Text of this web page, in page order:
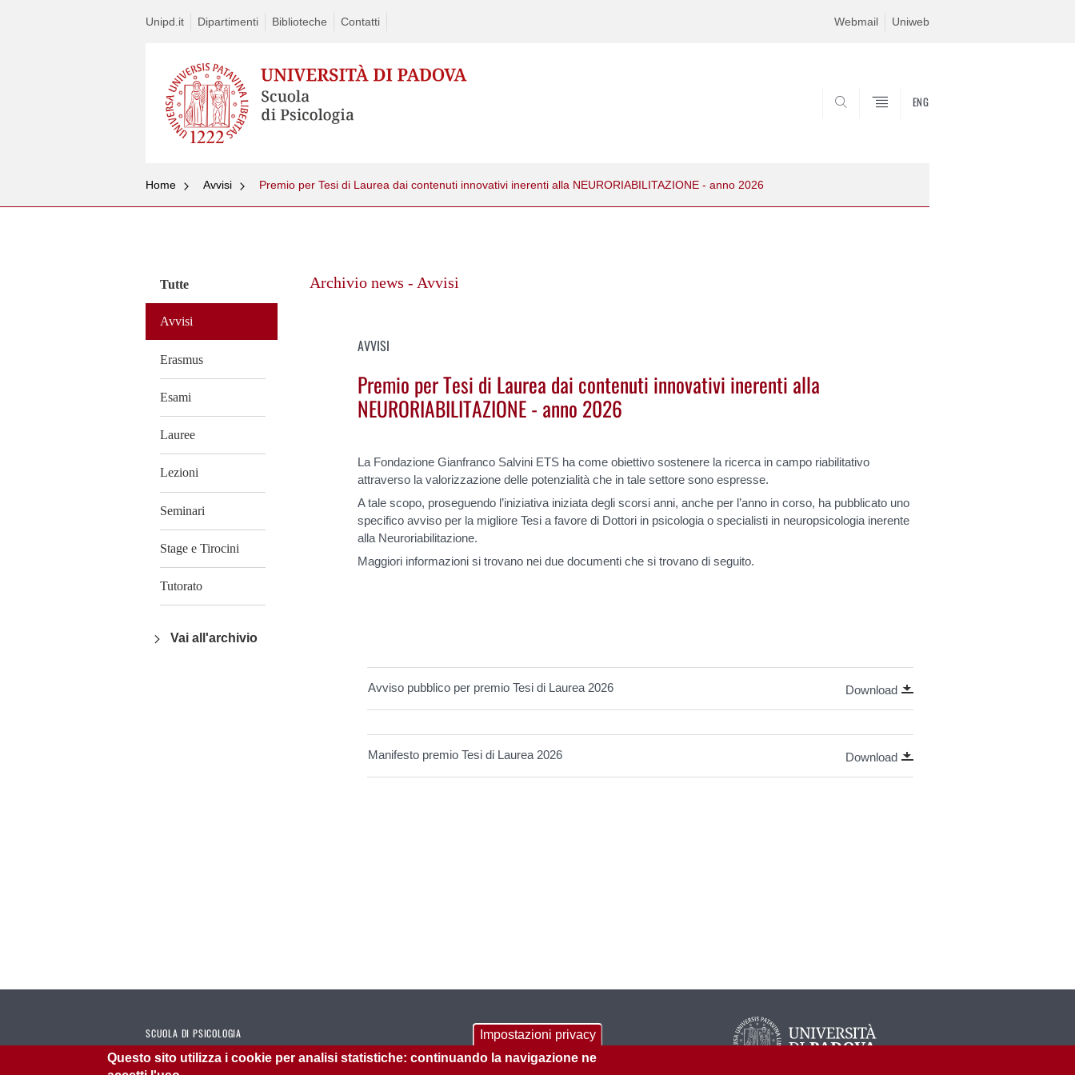
Unipd.it Dipartimenti Biblioteche Contatti Webmail Uniweb
ENG
Home Avvisi Premio per Tesi di Laurea dai contenuti innovativi inerenti alla NEURORIABILITAZIONE - anno 2026
Tutte
Avvisi
Erasmus
Esami
Lauree
Lezioni
Seminari
Stage e Tirocini
Tutorato
Vai all'archivio
Archivio news - Avvisi
AVVISI
Premio per Tesi di Laurea dai contenuti innovativi inerenti alla
NEURORIABILITAZIONE - anno 2026
La Fondazione Gianfranco Salvini ETS ha come obiettivo sostenere la ricerca in campo riabilitativo
attraverso la valorizzazione delle potenzialità che in tale settore sono espresse.
A tale scopo, proseguendo l’iniziativa iniziata degli scorsi anni, anche per l’anno in corso, ha pubblicato uno
specifico avviso per la migliore Tesi a favore di Dottori in psicologia o specialisti in neuropsicologia inerente
alla Neuroriabilitazione.
Maggiori informazioni si trovano nei due documenti che si trovano di seguito.
Avviso pubblico per premio Tesi di Laurea 2026 Download
Manifesto premio Tesi di Laurea 2026 Download
SCUOLA DI PSICOLOGIA
Didattica dei Corsi di Studio
CONTATTI
Impostazioni privacy
Questo sito utilizza i cookie per analisi statistiche: continuando la navigazione ne